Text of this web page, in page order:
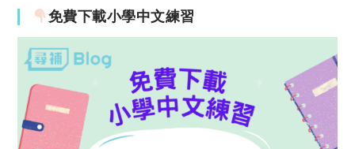
免費下載小學中文練習